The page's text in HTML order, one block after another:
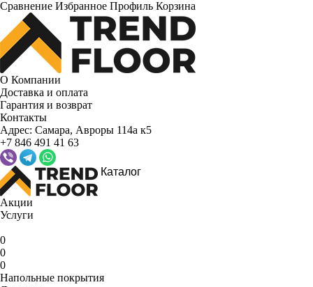
Сравнение Избранное Профиль Корзина
О Компании
Доставка и оплата
Гарантия и возврат
Контакты
Адрес: Самара, Авроры 114а к5
+7 846 491 41 63
Каталог
Акции
Услуги
0
0
0
Напольные покрытия